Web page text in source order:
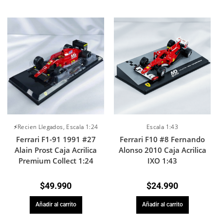
⚡Recien Llegados, Escala 1:24
Ferrari F1-91 1991 #27
Alain Prost Caja Acrilica
Premium Collect 1:24
$49.990
Añadir al carrito
Escala 1:43
Ferrari F10 #8 Fernando
Alonso 2010 Caja Acrilica
IXO 1:43
$24.990
Añadir al carrito